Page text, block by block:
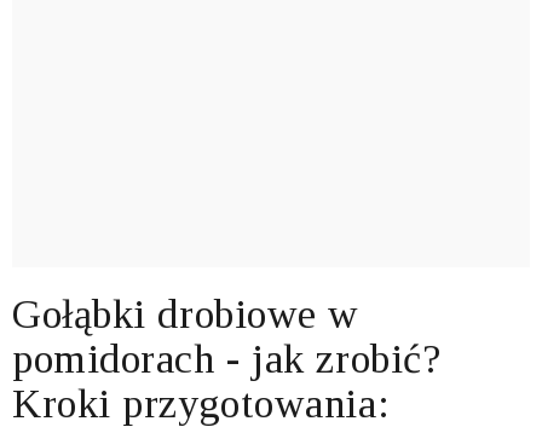
Gołąbki drobiowe w
pomidorach - jak zrobić?
Kroki przygotowania: